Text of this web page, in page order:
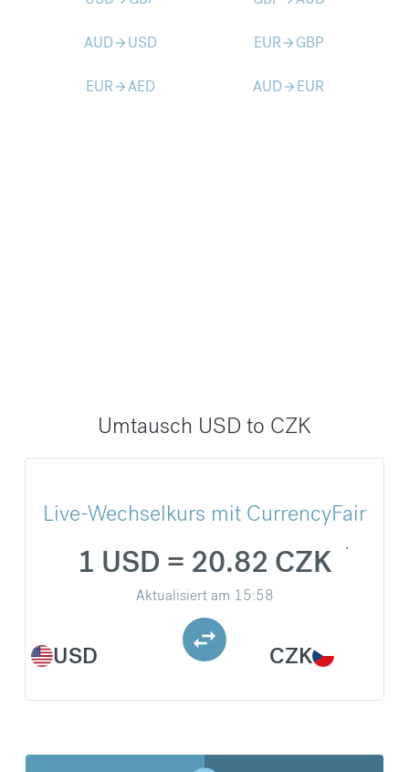
AUDarrow_forward USD EURarrow_forward GBP
EURarrow_forwardAED AUDarrow_forward EUR
Umtausch USD to CZK
Live-Wechselkurs mit CurrencyFair
USD
1 USD = 20.82 CZK
Aktualisiert am 15:58
CZK